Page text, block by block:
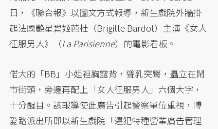
日，《聯合報》以圖文方式報導，新生戲院外牆掛
起法國艷星碧姬芭杜（Brigitte Bardot）主演《女人
征服男人》（La Parisienne）的電影看板。
偌大的「BB」小姐袒胸露背，聳乳突臀，矗立在鬧
市街頭，旁邊再配上「女人征服男人」六個大字，
十分醒目。該報導使此廣告引起警察單位重視，博
愛路派出所即以新生戲院「違犯特種營業廣告管理